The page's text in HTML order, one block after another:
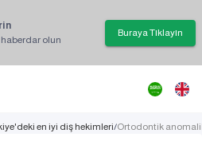
olun
Buraya Tıklayın
en iyi diş hekimleri/Ortodontik